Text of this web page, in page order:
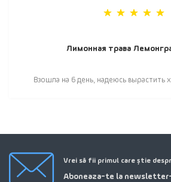
Лимонная трава
Взошла на 6 день, надеюсь вырастить
Vrei să fii primul care știe
Aboneaza-te la